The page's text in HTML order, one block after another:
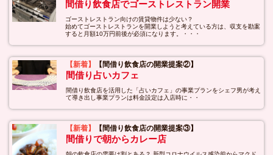
間借り飲食店でゴーストレストラン開業
ゴーストレストラン向けの賃貸物件は少ない？
始めてゴーストレストランを開業しようと考えている方は、収支を勘案
すると月額10万円前後が必須になります。・・・
【新着】 【間借り飲食店の開業提案②】
間借り占いカフェ
間借り飲食店を活用した「占いカフェ」の事業プランをシェフ男が考え
て導き出し事業プランは料金設定は入店時に・・
【新着】 【間借り飲食店の開業提案③】
間借りで朝からカレー店